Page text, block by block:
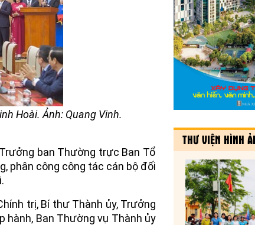
Hoài. Ảnh: Quang Vinh.
ban Thường trực Ban Tổ
phân công công tác cán bộ đối
trị, Bí thư Thành ủy, Trưởng
hành, Ban Thường vụ Thành ủy
THƯ VIỆN HÌNH